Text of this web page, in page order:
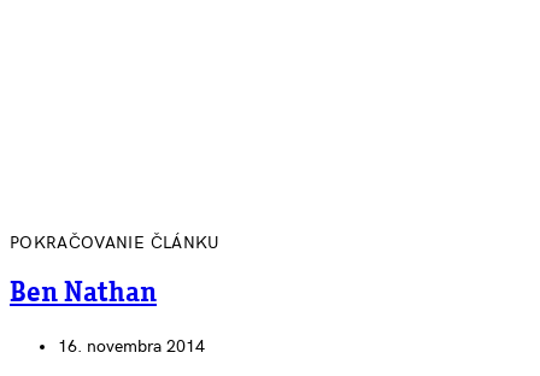
POKRAČOVANIE ČLÁNKU
Ben Nathan
16. novembra 2014